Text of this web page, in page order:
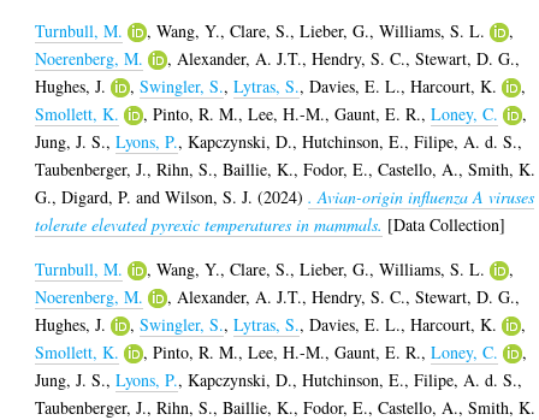
Turnbull, M. ,Wang, Y.,Clare, S.,Lieber, G.,Williams, S. L.
,
Noerenberg, M.
,Alexander, A. J.T.,Hendry, S. C.,Stewart, D. G.,
Hughes, J.
,Swingler, S.,Lytras, S.,Davies, E. L.,Harcourt, K.
,
Smollett, K.
,Pinto, R. M.,Lee, H.-M.,Gaunt, E. R.,Loney, C.
,
Jung, J. S.,Lyons, P.,Kapczynski, D.,Hutchinson, E.,Filipe, A. d. S.,
Taubenberger, J.,Rihn, S.,Baillie, K.,Fodor, E.,Castello, A.,Smith, K.
G.,Digard, P. andWilson, S. J. (2024). Avian-origin influenza A viruses
tolerate elevated pyrexic temperatures in mammals. [Data Collection]
Turnbull, M.
,Wang, Y.,Clare, S.,Lieber, G.,Williams, S. L.
,
Noerenberg, M.
,Alexander, A. J.T.,Hendry, S. C.,Stewart, D. G.,
Hughes, J.
,Swingler, S.,Lytras, S.,Davies, E. L.,Harcourt, K.
,
Smollett, K.
,Pinto, R. M.,Lee, H.-M.,Gaunt, E. R.,Loney, C.
,
Jung, J. S.,Lyons, P.,Kapczynski, D.,Hutchinson, E.,Filipe, A. d. S.,
Taubenberger, J.,Rihn, S.,Baillie, K.,Fodor, E.,Castello, A.,Smith, K.